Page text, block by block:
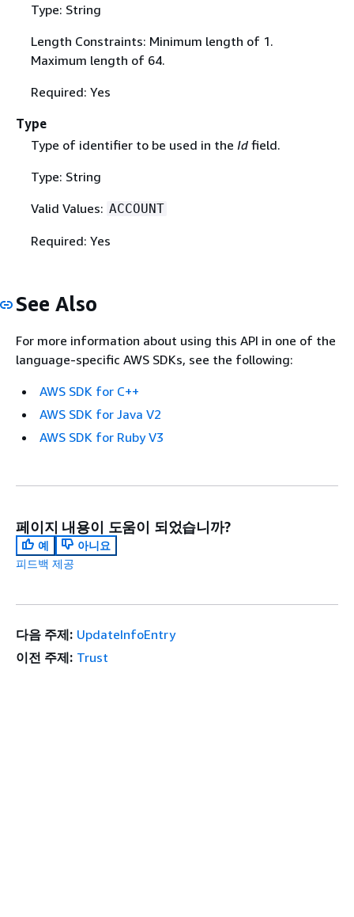
Type: String
Length Constraints: Minimum length of 1.
Maximum length of 64.
Required: Yes
Type
Type of identifier to be used in the Idfield.
Type: String
Valid Values: ACCOUNT
Required: Yes
See Also
For more information about using this API in one of the
language-specific AWS SDKs, see the following:
AWS SDK for C++
AWS SDK for Java V2
AWS SDK for Ruby V3
페이지 내용이 도움이 되었습니까?
예
아니요
피드백 제공
다음 주제: UpdateInfoEntry
이전 주제: Trust